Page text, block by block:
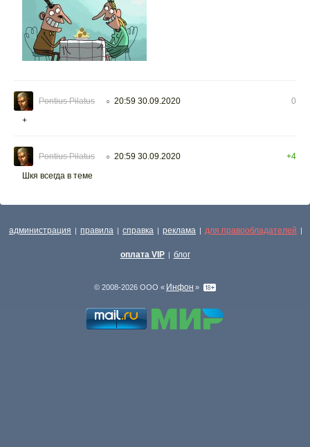
Pontius Pilatus ○ 20:59 30.09.2020
0
+
Pontius Pilatus ○ 20:59 30.09.2020
+4
Шкя всегда в теме
администрация | правила | справка | реклама | для правообладателей |
оплата VIP | блог
© 2008-2026 ООО « Инфон »